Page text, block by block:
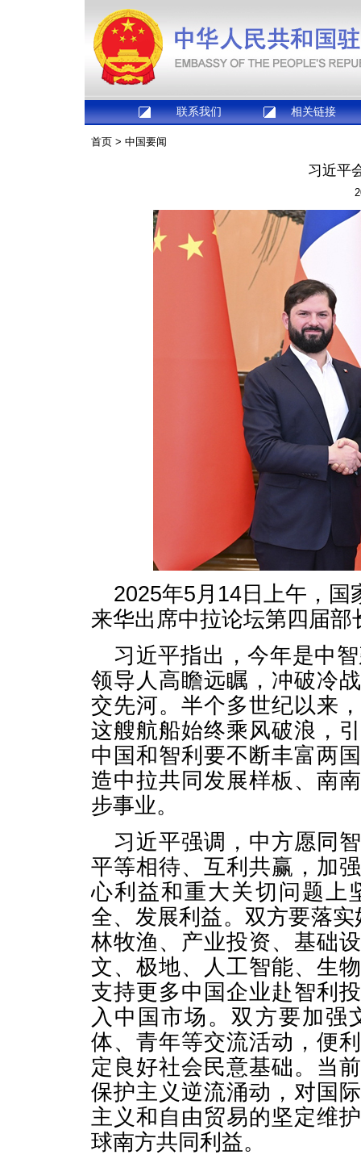
联系我们 相关链接
首页 > 中国要闻
习近平
2025年5月14日上午，国
来华出席中拉论坛第四届
习近平指出，今年是中
领导人高瞻远瞩，冲破冷
交先河。半个多世纪以来
这艘航船始终乘风破浪，
中国和智利要不断丰富两
造中拉共同发展样板、南
步事业。
习近平强调，中方愿同
平等相待、互利共赢，加
心利益和重大关切问题上
全、发展利益。双方要落实
林牧渔、产业投资、基础
文、极地、人工智能、生
支持更多中国企业赴智利
入中国市场。双方要加强
体、青年等交流活动，便
定良好社会民意基础。当
保护主义逆流涌动，对国
主义和自由贸易的坚定维
球南方共同利益。